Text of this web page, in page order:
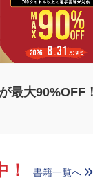
最大90%OFF
！ 書籍一覧へ